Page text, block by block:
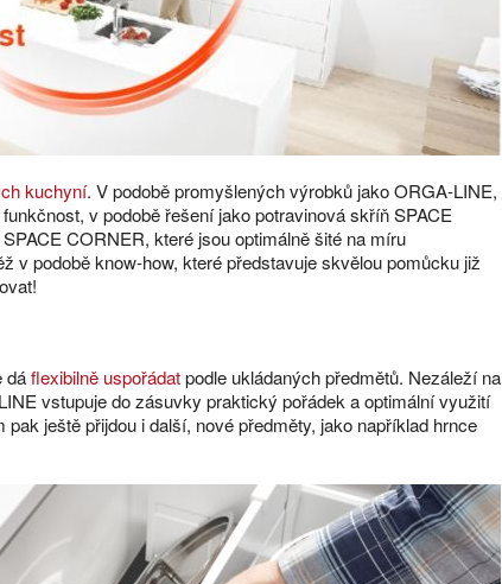
kuchyní. V podobě promyšlených výrobků jako ORGA-LINE,
v podobě řešení jako potravinová skříň SPACE
CORNER, které jsou optimálně šité na míru
v podobě know-how, které představuje skvělou pomůcku již
dáflexibilně uspořádatpodle ukládaných předmětů. Nezáleží na
vstupuje do zásuvky praktický pořádek a optimální využití
ještě přijdou i další, nové předměty, jako například hrnce